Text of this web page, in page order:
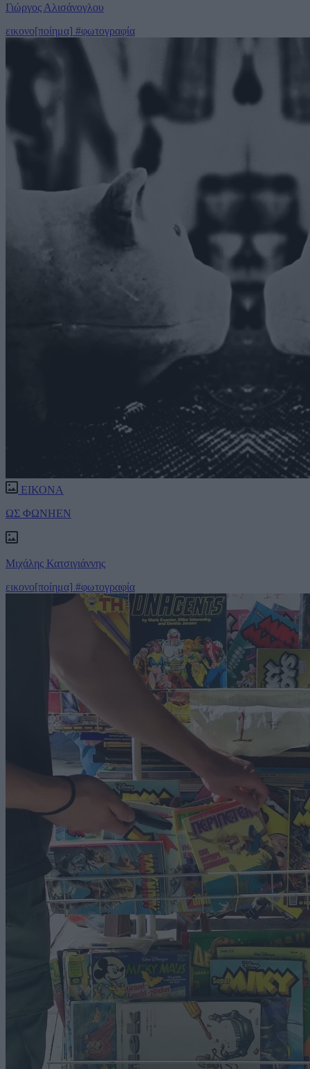
Γιώργος Αλισάνογλου
εικονο[ποίημα] #φωτογραφία
ΕΙΚΟΝΑ
ΩΣ ΦΩΝΗΕΝ
Μιχάλης Κατσιγιάννης
εικονο[ποίημα] #φωτογραφία